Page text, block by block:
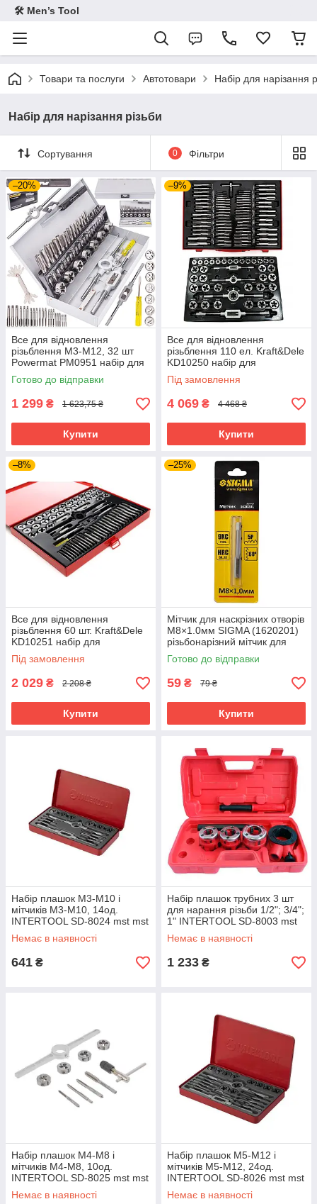
🛠 Men’s Tool
Товари та послуги Автотовари Набір для нарізання
Набір для нарізання різьби
Сортування 0 Фільтри
–20%
Все для відновлення
різьблення М3-М12, 32 шт
Powermat PM0951 набір для
відновлення різьблення
Готово до відправки
1 299 ₴ 1 623,75 ₴
Купити
–9%
Все для відновлення
різьблення 110 ел. Kraft&Dele
KD10250 набір для
відновлення різьблення
Під замовлення
4 069 ₴ 4 468 ₴
Купити
–8%
Все для відновлення
різьблення 60 шт. Kraft&Dele
KD10251 набір для
відновлення різьблення
Під замовлення
2 029 ₴ 2 208 ₴
Купити
–25%
Мітчик для наскрізних отворів
М8×1.0мм SIGMA (1620201)
різьбонарізний мітчик для
наскрізних та глухих отворів
Готово до відправки
59 ₴ 79 ₴
Купити
Набір плашок M3-M10 і
мітчиків M3-M10, 14од.
INTERTOOL SD-8024 mst mst
Немає в наявності
641 ₴
Набір плашок трубних 3 шт
для нарання різьби 1/2"; 3/4";
1" INTERTOOL SD-8003 mst
mst
Немає в наявності
1 233 ₴
Набір плашок M4-M8 і
мітчиків M4-M8, 10од.
INTERTOOL SD-8025 mst mst
Немає в наявності
Набір плашок M5-M12 і
мітчиків M5-M12, 24од.
INTERTOOL SD-8026 mst mst
Немає в наявності